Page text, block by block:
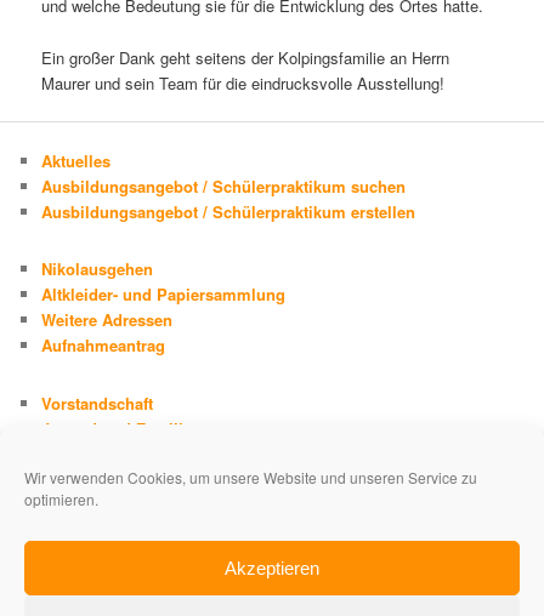
Wir verwenden Cookies, um unsere Website und unseren Service zu
optimieren.
Akzeptieren
und welche Bedeutung sie für die Entwicklung des Ortes hatte.
Ein großer Dank geht seitens der Kolpingsfamilie an Herrn
Maurer und sein Team für die eindrucksvolle Ausstellung!
Aktuelles
Ausbildungsangebot / Schülerpraktikum suchen
Ausbildungsangebot / Schülerpraktikum erstellen
Nikolausgehen
Altkleider- und Papiersammlung
Weitere Adressen
Aufnahmeantrag
Vorstandschaft
Jugend und Familie
Adolph Kolping
Impressum